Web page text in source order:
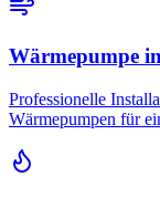
Wärmepumpe in
Professionelle
Wärmepumpen für